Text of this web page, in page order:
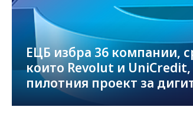
ЕЦБ избра 36 компании,
които Revolut и UniCredit,
пилотния проект за